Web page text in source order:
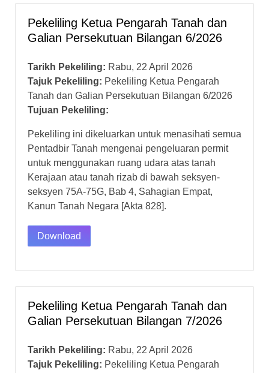
Pekeliling Ketua Pengarah Tanah dan
Galian Persekutuan Bilangan 6/2026
Tarikh Pekeliling: Rabu, 22 April 2026
Tajuk Pekeliling: Pekeliling Ketua Pengarah
Tanah dan Galian Persekutuan Bilangan 6/2026
Tujuan Pekeliling:
Pekeliling ini dikeluarkan untuk menasihati semua
Pentadbir Tanah mengenai pengeluaran permit
untuk menggunakan ruang udara atas tanah
Kerajaan atau tanah rizab di bawah seksyen-
seksyen 75A-75G, Bab 4, Sahagian Empat,
Kanun Tanah Negara [Akta 828].
Download
Pekeliling Ketua Pengarah Tanah dan
Galian Persekutuan Bilangan 7/2026
Tarikh Pekeliling: Rabu, 22 April 2026
Tajuk Pekeliling: Pekeliling Ketua Pengarah